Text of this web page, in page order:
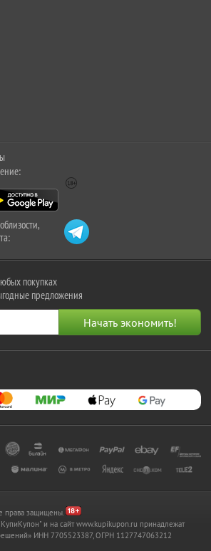
покупках
предложения
права защищены.
и на сайт www.kupikupon.ru принадлежат
ИНН 7705523387, ОГРН 1127747063212